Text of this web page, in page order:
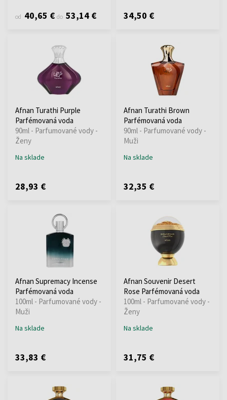
od 40,65 € do 53,14 € 34,50 €
Afnan Turathi Purple
Parfémovaná voda
90ml - Parfumované vody -
Ženy
Na sklade
28,93 €
Afnan Turathi Brown
Parfémovaná voda
90ml - Parfumované vody -
Muži
Na sklade
32,35 €
Afnan Supremacy Incense
Parfémovaná voda
100ml - Parfumované vody -
Muži
Na sklade
33,83 €
Afnan Souvenir Desert
Rose Parfémovaná voda
100ml - Parfumované vody -
Ženy
Na sklade
31,75 €